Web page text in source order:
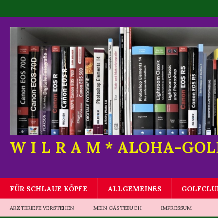
W I L R A M * ALOHA-
FÜR SCHLAUE KÖPFE ALLGEMEINES
ARZTBRIEFE VERSTEHEN MEIN GÄSTEBUCH IMPRESSUM